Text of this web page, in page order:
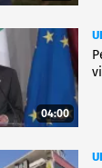
04:00